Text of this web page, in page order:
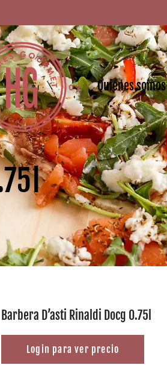
Quiénes somos
Barbera D’asti Rinaldi Docg 0.75l
Login para ver precio